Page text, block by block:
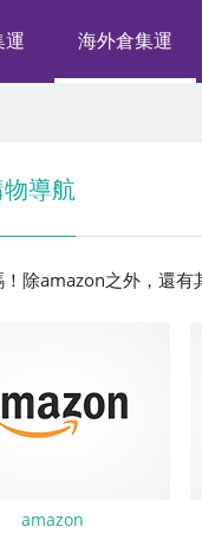
運 海外倉集運
導航
除amazon之外，還有
amazon